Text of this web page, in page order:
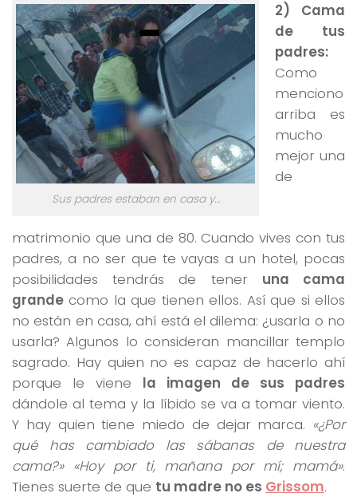
Sus padres estaban en casa y…
2) Cama
de tus
padres:
Como
menciono
arriba es
mucho
mejor una
de
matrimonio que una de 80. Cuando vives con tus
padres, a no ser que te vayas a un hotel, pocas
posibilidades tendrás de tener una cama
grande como la que tienen ellos. Así que si ellos
no están en casa, ahí está el dilema: ¿usarla o no
usarla? Algunos lo consideran mancillar templo
sagrado. Hay quien no es capaz de hacerlo ahí
porque le viene la imagen de sus padres
dándole al tema y la líbido se va a tomar viento.
Y hay quien tiene miedo de dejar marca. «¿Por
qué has cambiado las sábanas de nuestra
cama?» «Hoy por ti, mañana por mí; mamá».
Tienes suerte de que tu madre no es Grissom.